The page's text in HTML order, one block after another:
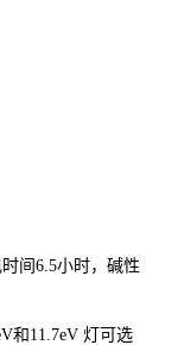
间6.5小时，碱性
和11.7eV 灯可选